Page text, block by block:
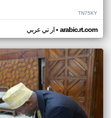
TN75KY
ار تي عربي• arabic.rt.com